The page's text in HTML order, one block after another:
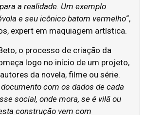
a realidade. Um exemplo
e seu icônico batom vermelho“,
expert em maquiagem artística.
o processo de criação da
logo no início de um projeto,
da novela, filme ou série.
com os dados de cada
social, onde mora, se é vilã ou
construção vem com